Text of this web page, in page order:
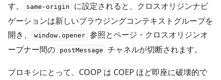
す。
same-origin
に設定されると、クロスオリジンナビ
ゲーションは新しいブラウジングコンテキストグループを
開き、
window.opener 参照とページ・クロスオリジンオ
ープナー間の
postMessage チャネルが切断されます。
プロキシにとって、COOP は COEP ほど即座に破壊的で